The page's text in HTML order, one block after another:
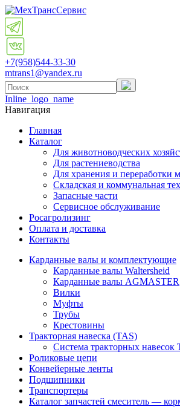
+7(958)544-33-30
mtrans1@yandex.ru
Inline_logo_name
Навигация
Главная
Каталог
Для животноводческих
Для растениеводства
Для хранения и переработки
Складская и коммунальная
Запасные части
Cервисное обслуживание
Росагролизинг
Оплата и доставка
Контакты
Карданные валы и комплектующие
Карданные валы Waltersheid
Карданные валы AGMASTER
Вилки
Муфты
Трубы
Крестовины
Тракторная навеска (TAS)
Система тракторных навесок
Роликовые цепи
Конвейерные ленты
Подшипники
Транспортеры
Каталог запчастей смеситель —